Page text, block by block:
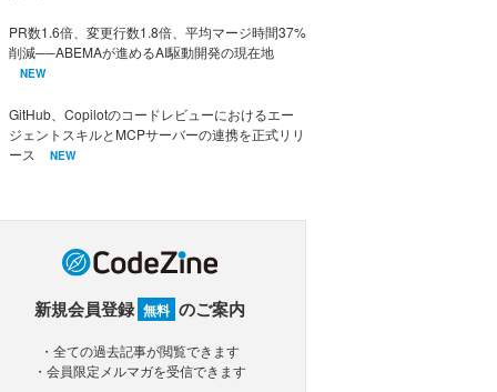
PR数1.6倍、変更行数1.8倍、平均マージ時間37%
削減──ABEMAが進めるAI駆動開発の現在地
NEW
GitHub、Copilotのコードレビューにおけるエー
ジェントスキルとMCPサーバーの連携を正式リリ
ース
NEW
新規会員登録 無料 のご案内
・全ての過去記事が閲覧できます
・会員限定メルマガを受信できます